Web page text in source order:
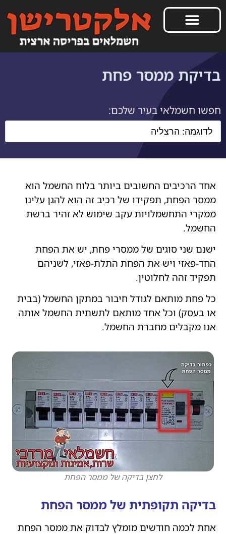
בדיקת ממסר פחת
חפשו חשמלאי בעיר שלכם:
אחד הרכיבים החשובים ביותר בלוח החשמל הוא
ממסר הפחת, תפקידו של רכיב זה הוא להגן עלינו
ממקרי התחשמלויות עקב שימוש לא זהיר ברשת
החשמל.
ישנם שני סוגים של ממסרי פחת, יש את הפחת
החד-פאזי ויש את הפחת התלת-פאזי, לשניהם
תפקיד זהה לחלוטין.
כל פחת מותאם לגודל חיבור במתקן החשמל (בבית
או בעסק) וכל אחד מותאם לתשתית החשמל אותה
אנו מקבלים מחברת החשמל.
לחצן בדיקה של ממסר הפחת
בדיקה תקופתית של ממסר הפחת
אחת לכמה חודשים מומלץ לבדוק את ממסר הפחת